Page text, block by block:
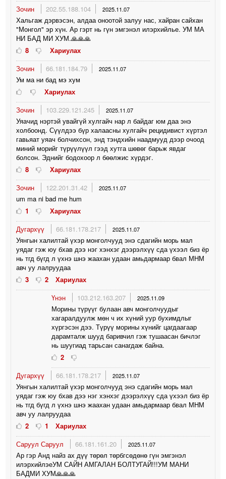
Зочин 202.55.188.104 2025.11.07
Хальгаж дэрвэсэн, алдаа оноотой залуу нас, хайран сайхан
"Монгол" эр хүн. Ар гэрт нь гүн эмгэнэл илэрхийлье. УМ МА
НИ БАД МИ ХУМ.🙏🙏🙏
8
Хариулах
Зочин
66.181.184.79 2025.11.07
Ум ма ни бад мэ хум
Хариулах
Зочин
103.229.121.245 2025.11.07
Уяачид нэртэй увайгүй хулгайч нар л байдаг юм даа энэ
холбоонд. Сүүлдээ бүр халаасны хулгайч рецидивист хүртэл
гавьяат уяач болчихсон, энд тэндхийн наадмууд дээр очоод
миний морийг түрүүлүүл гээд хутга шөвөг барьж явдаг
болсон. Эднийг бодохоор л бөөлжис хүрдэг.
8
Хариулах
Зочин
122.201.31.42 2025.11.07
um ma ni bad me hum
1
Хариулах
Дугархүү
66.181.178.217 2025.11.07
Уянгын халилтай үхэр монголчууд энэ сдагийн морь мал
уядаг гэж юу бхав дээ нэг хэнхэг дээрэлхүү сда үхээл биз ёр
нь тгд бүгд л үхнэ шнэ жаахан удаан амьдармаар бвал МНМ
авч уу лалруудаа
3
2
Хариулах
Үнэн
103.212.163.207 2025.11.09
Морины түрүүг булаан авч монголчуудыг
хагаралдуулж мөн ч их хүний уур бухимдлыг
хүргэсэн дээ. Түрүү морины хүнийг цагдаагаар
дарамталж шууд баривчил гэж тушаасан бичлэг
нь шуугиад тарьсан санагдаж байна.
2
Дугархүү
66.181.178.217 2025.11.07
Уянгын халилтай үхэр монголчууд энэ сдагийн морь мал
уядаг гэж юу бхав дээ нэг хэнхэг дээрэлхүү сда үхээл биз ёр
нь тгд бүгд л үхнэ шнэ жаахан удаан амьдармаар бвал МНМ
авч уу лалруудаа
2
1
Хариулах
Саруул Саруул
66.181.161.20 2025.11.07
Ар гэр Анд найз ах дүү төрөл төрбгсөдөнө гүн эмгэнэл
илэрхийлэеУМ САЙН АМГАЛАН БОЛТУГАЙ!!!УМ МАНИ
БАДМИ ХУМ🙏🙏🙏